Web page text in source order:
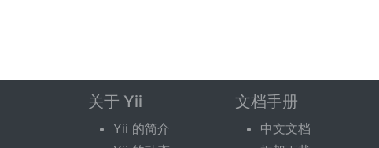
关于 Yii
Yii 的简介
文档手册
中文文档